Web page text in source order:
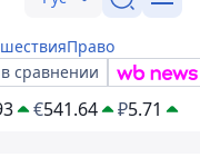
Право
сравнении
€541.64 ₽5.71